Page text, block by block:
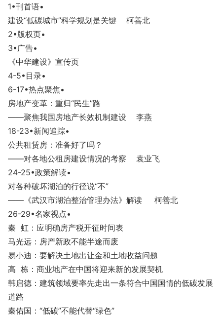
1•刊首语•
建设“低碳城市”科学规划是关键 柯善北
2•版权页•
3•广告•
《中华建设》宣传页
4-5•目录•
6-17•热点聚焦•
房地产变革：重归“民生”路
——聚焦我国房地产长效机制建设 李燕
18-23•新闻追踪•
公共租赁房：准备好了吗？
——对各地公租房建设情况的考察 袁业飞
24-25•政策解读•
对各种破坏湖泊的行径说“不”
——《武汉市湖泊整治管理办法》解读 柯善北
26-29•名家视点•
秦 虹：应明确房产税开征时间表
马光远：房产新政不能半途而废
易小迪：要解决土地出让金和土地收益问题
高 栋：商业地产在中国将迎来新的发展契机
韩启德：建筑领域要率先走出一条符合中国国情的低碳发展
道路
秦佑国：“低碳”不能代替“绿色”